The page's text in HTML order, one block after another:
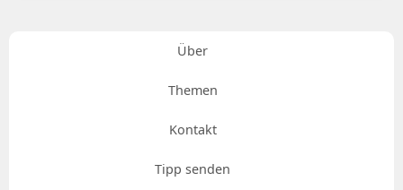
Über
Themen
Kontakt
Tipp senden